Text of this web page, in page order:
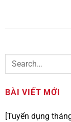
BÀI VIẾT MỚI
[Tuyển dụng